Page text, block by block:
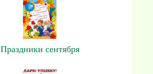
Праздники сентября